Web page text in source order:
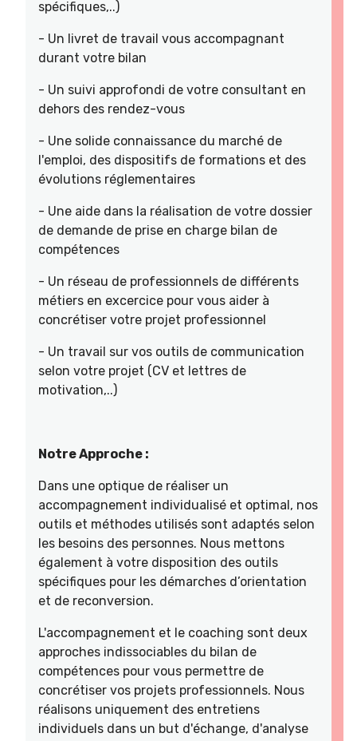
spécifiques,..)
- Un livret de travail vous accompagnant
durant votre bilan
- Un suivi approfondi de votre consultant en
dehors des rendez-vous
- Une solide connaissance du marché de
l'emploi, des dispositifs de formations et des
évolutions réglementaires
- Une aide dans la réalisation de votre dossier
de demande de prise en charge bilan de
compétences
- Un réseau de professionnels de différents
métiers en excercice pour vous aider à
concrétiser votre projet professionnel
- Un travail sur vos outils de communication
selon votre projet (CV et lettres de
motivation,..)
Notre Approche :
Dans une optique de réaliser un
accompagnement individualisé et optimal, nos
outils et méthodes utilisés sont adaptés selon
les besoins des personnes. Nous mettons
également à votre disposition des outils
spécifiques pour les démarches d’orientation
et de reconversion.
L'accompagnement et le coaching sont deux
approches indissociables du bilan de
compétences pour vous permettre de
concrétiser vos projets professionnels. Nous
réalisons uniquement des entretiens
individuels dans un but d'échange, d'analyse